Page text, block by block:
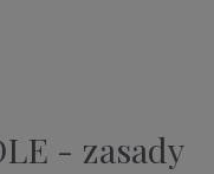
- zasady